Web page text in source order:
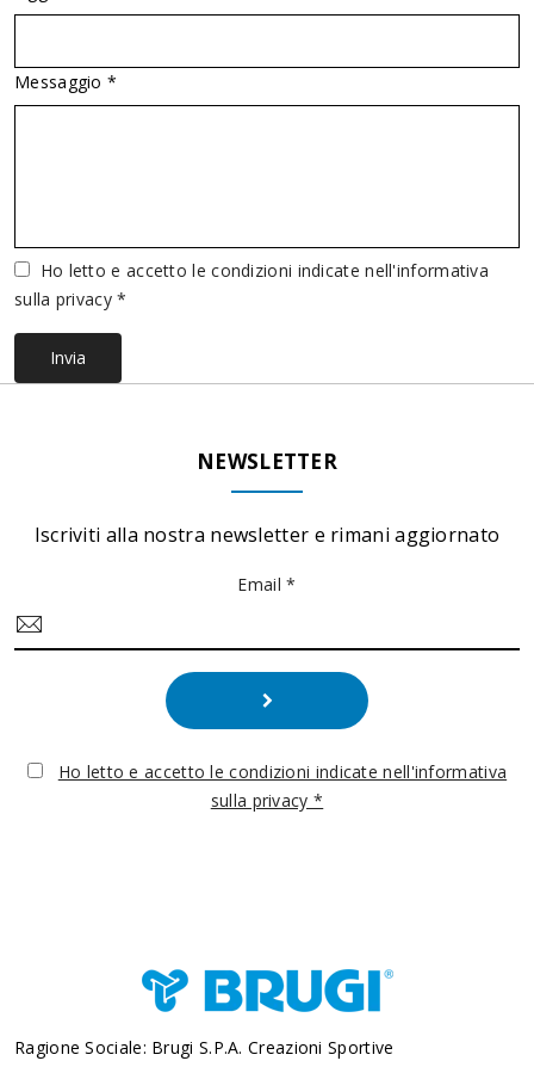
Messaggio *
VuotoHo letto e accetto le condizioni indicate nell'informativa
sulla privacy *
Invia
NEWSLETTER
Iscriviti alla nostra newsletter e rimani aggiornato
Email *
Ho letto e accetto le condizioni indicate nell'informativa
sulla privacy *
Ragione Sociale: Brugi S.p.A. Creazioni Sportive